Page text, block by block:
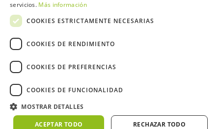
2026 ©NextCaddy.
Política de Cookies
Política de Privacidad
servicios. Más información
COOKIES ESTRICTAMENTE NECESARIAS
COOKIES DE RENDIMIENTO
COOKIES DE PREFERENCIAS
COOKIES DE FUNCIONALIDAD
MOSTRAR DETALLES
ACEPTAR TODO RECHAZAR TODO